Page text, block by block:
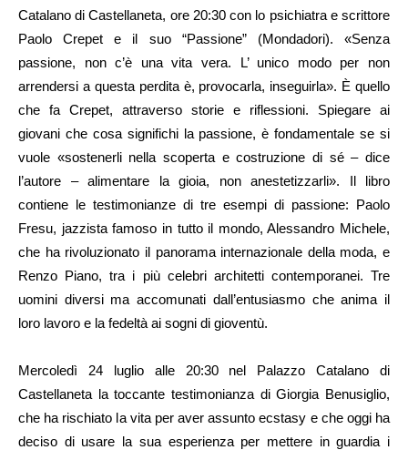
Catalano di Castellaneta, ore 20:30 con lo psichiatra e scrittore
Paolo Crepet e il suo “Passione” (Mondadori). «Senza
passione, non c’è una vita vera. L’ unico modo per non
arrendersi a questa perdita è, provocarla, inseguirla». È quello
che fa Crepet, attraverso storie e riflessioni. Spiegare ai
giovani che cosa significhi la passione, è fondamentale se si
vuole «sostenerli nella scoperta e costruzione di sé – dice
l’autore – alimentare la gioia, non anestetizzarli». Il libro
contiene le testimonianze di tre esempi di passione: Paolo
Fresu, jazzista famoso in tutto il mondo, Alessandro Michele,
che ha rivoluzionato il panorama internazionale della moda, e
Renzo Piano, tra i più celebri architetti contemporanei. Tre
uomini diversi ma accomunati dall’entusiasmo che anima il
loro lavoro e la fedeltà ai sogni di gioventù.
Mercoledì 24 luglio alle 20:30 nel Palazzo Catalano di
Castellaneta la toccante testimonianza di Giorgia Benusiglio,
che ha rischiato la vita per aver assunto ecstasy e che oggi ha
deciso di usare la sua esperienza per mettere in guardia i